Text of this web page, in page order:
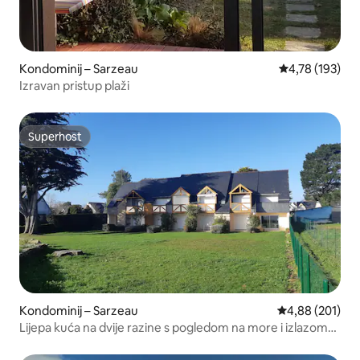
Kondominij – Sarzeau Prosječna
4,78 (193)
Izravan pristup plaži
Superhost
Superhost
Kondominij – Sarzeau Prosječna
4,88 (201)
Lijepa kuća na dvije razine s pogledom na more i izlazom